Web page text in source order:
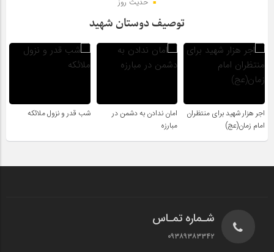
توصیف دوستان شهید
اجر هزار شهید برای منتظران
امام زمان(عج)
امان ندادن به دشمن در
مبارزه
شب قدر و نزول ملائکه
شـماره تمـاس
۰۹۳۸۹۳۸۳۳۴۲